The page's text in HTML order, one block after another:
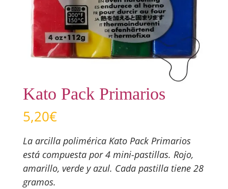
Kato Pack Primarios
5,20€
La arcilla polimérica Kato Pack Primarios
está compuesta por 4 mini-pastillas. Rojo,
amarillo, verde y azul. Cada pastilla tiene 28
gramos.